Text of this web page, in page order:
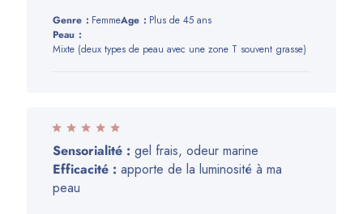
Genre: FemmeAge:
Plus de 45 ans
Peau:
Mixte (deux types de peau avec une zone T souvent grasse)
Sensorialité : gel frais, odeur marine
Efficacité : apporte de la luminosité à ma
peau